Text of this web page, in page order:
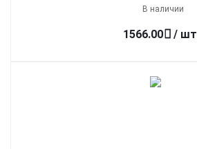
В наличии
1566.00 / шт